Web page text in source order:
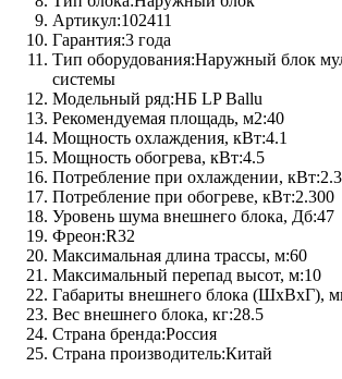
Артикул:102411
Гарантия:3 года
Тип оборудования:Наружный блок
системы
Модельный ряд:НБ LP Ballu
Рекомендуемая площадь, м2:40
Мощность охлаждения, кВт:4.1
Мощность обогрева, кВт:4.5
Потребление при охлаждении, кВт:
Потребление при обогреве, кВт:2.300
Уровень шума внешнего блока, Дб:47
Фреон:R32
Максимальная длина трассы, м:60
Максимальный перепад высот, м:10
Габариты внешнего блока (ШхВхГ),
Вес внешнего блока, кг:28.5
Страна бренда:Россия
Страна производитель:Китай